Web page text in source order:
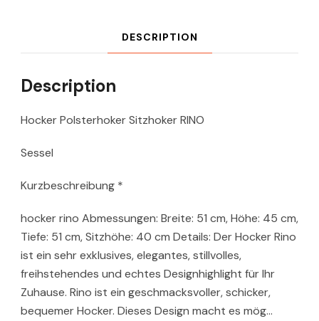
DESCRIPTION
Description
Hocker Polsterhoker Sitzhoker RINO
Sessel
Kurzbeschreibung *
hocker rino Abmessungen: Breite: 51 cm, Höhe: 45 cm,
Tiefe: 51 cm, Sitzhöhe: 40 cm Details: Der Hocker Rino
ist ein sehr exklusives, elegantes, stillvolles,
freihstehendes und echtes Designhighlight für Ihr
Zuhause. Rino ist ein geschmacksvoller, schicker,
bequemer Hocker. Dieses Design macht es mög…